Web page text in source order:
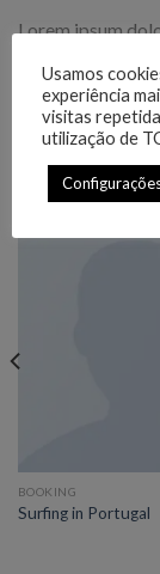
Lorem ipsum
magna aliquam
PRODUTOS
BOOKING
Surfing in Portugal
Usamos
experiência
visitas
utilização de